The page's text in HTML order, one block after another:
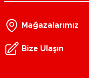
Mağazalarımız
Bize Ulaşın